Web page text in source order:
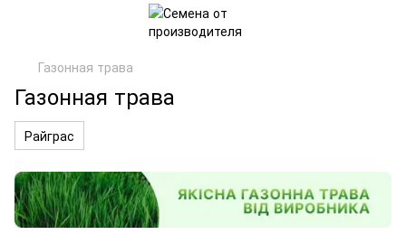
Газонная трава
Газонная трава
Райграс